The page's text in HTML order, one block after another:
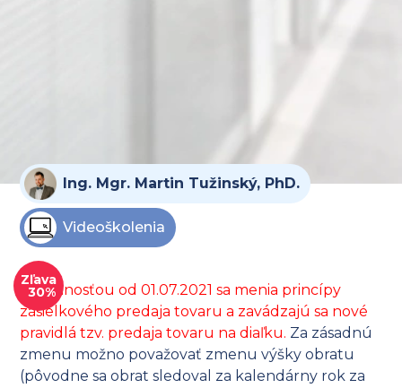
Ing. Mgr. Martin Tužinský, PhD.
Videoškolenia
Zľava
30%
S účinnosťou od 01.07.2021 sa menia princípy
zásielkového predaja tovaru a zavádzajú sa nové
pravidlá tzv. predaja tovaru na diaľku. Za zásadnú
zmenu možno považovať zmenu výšky obratu
(pôvodne sa obrat sledoval za kalendárny rok za